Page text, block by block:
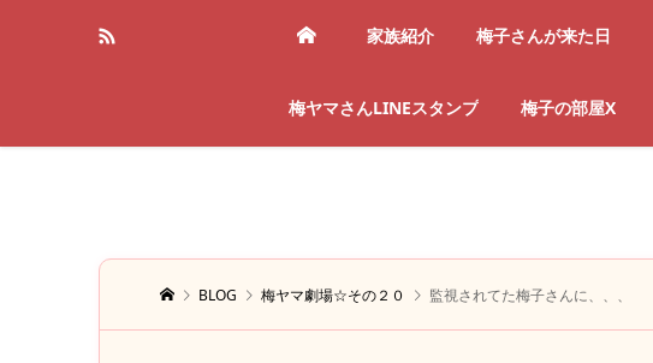
家族紹介 梅子さんが来た日
梅ヤマさんLINEスタンプ 梅子の部屋X
BLOG 梅ヤマ劇場☆その２０ 監視されてた梅子さんに、、、